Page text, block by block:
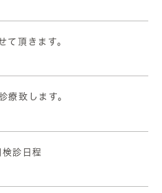
て頂きます。
療致します。
診日程